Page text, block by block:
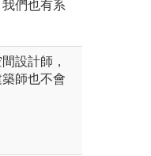
們也有系
設計師，
師也不會